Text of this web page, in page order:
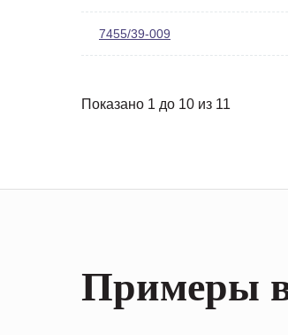
7455/39-009
Показано 1 до 10 из 11
Примеры